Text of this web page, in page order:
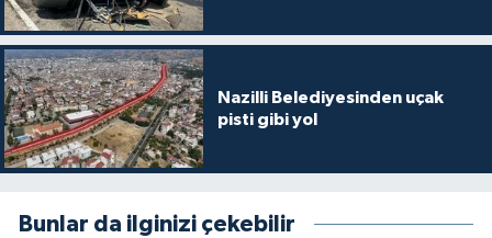
Nazilli Belediyesinden uçak
pisti gibi yol
Bunlar da ilginizi çekebilir